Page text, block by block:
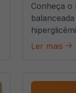
Conheça o
Ler mais